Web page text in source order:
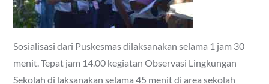
Sosialisasi dari Puskesmas dilaksanakan selama 1 jam 30
menit. Tepat jam 14.00 kegiatan Observasi Lingkungan
Sekolah di laksanakan selama 45 menit di area sekolah